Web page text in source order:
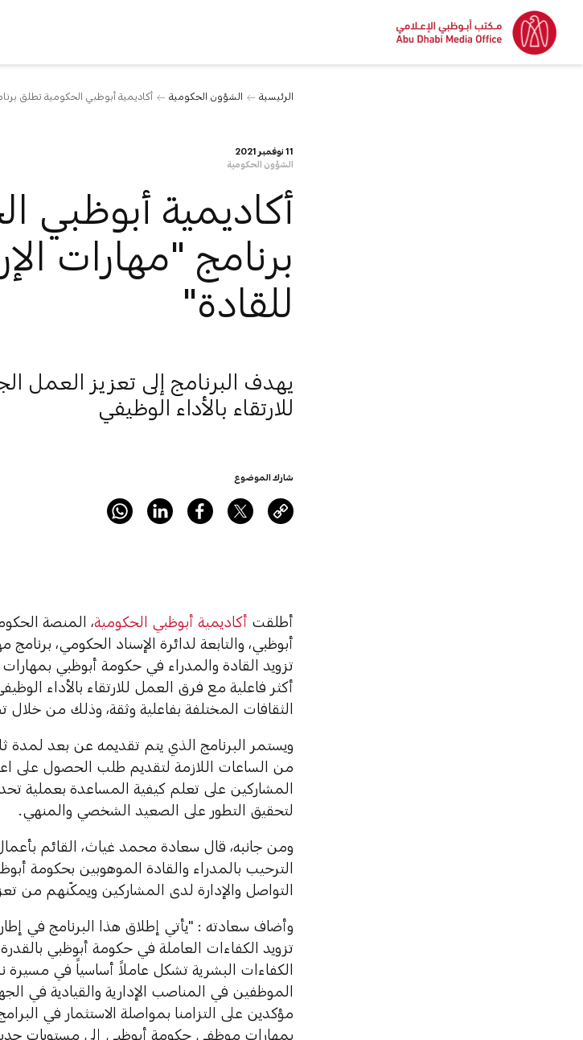
الرئيسية الشؤون الحكومية أكاديمية أبوظبي الحكومية تطلق
11 نوفمبر 2021
الشؤون الحكومية
أكاديمية أبوظبي
برنامج "مهارات
للقادة"
يهدف البرنامج إلى تعزيز العمل
للارتقاء بالأداء الوظيفي
شارك الموضوع
أطلقت أكاديمية أبوظبي الحكومية، المنصة
أبوظبي، والتابعة لدائرة الإسناد الحكومي،
تزويد القادة والمدراء في حكومة أبوظبي
أكثر فاعلية مع فرق العمل للارتقاء بالأداء
الثقافات المختلفة بفاعلية وثقة، وذلك من
من الساعات اللازمة لتقديم طلب الحصول على
المشاركين على تعلم كيفية المساعدة بعملية
لتحقيق التطور على الصعيد الشخصي والمنهي.
ومن جانبه، قال سعادة محمد غياث، القائم
الترحيب بالمدراء والقادة الموهوبين بحكومة
التواصل والإدارة لدى المشاركين ويمكّنهم من
وأضاف سعادته : "يأتي إطلاق هذا البرنامج في
تزويد الكفاءات العاملة في حكومة أبوظبي بالقدرة
الكفاءات البشرية تشكل عاملاً أساسياً في مسيرة
الموظفين في المناصب الإدارية والقيادية في
مؤكدين على التزامنا بمواصلة الاستثمار في
بمهارات موظفي حكومة أبوظبي إلى مستوياتٍ